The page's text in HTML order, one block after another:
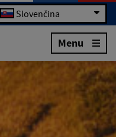
Slovenčina
Menu